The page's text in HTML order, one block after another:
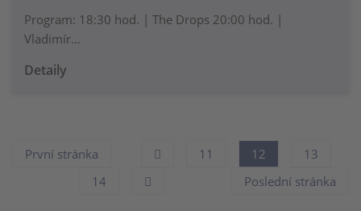
Program: 18:30 hod. | The Drops 20:00 hod. |
Vladimír…
Detaily
První stránka 11 12
13
14
Poslední stránka